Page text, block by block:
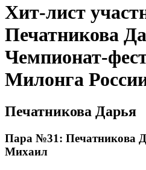
Хит-лист
Печатникова
Чемпионат-
Милонга
Печатникова Дарья
Пара №31: Печатникова
Михаил